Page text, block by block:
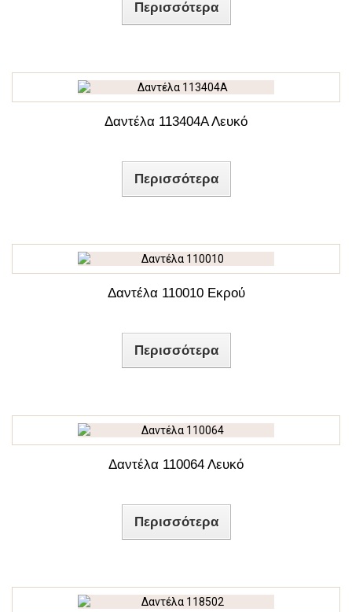
Περισσότερα
Δαντέλα 113404Α Λευκό
Περισσότερα
Δαντέλα 110010 Εκρού
Περισσότερα
Δαντέλα 110064 Λευκό
Περισσότερα